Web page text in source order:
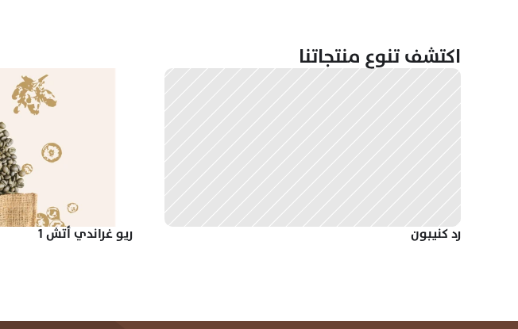
اكتشف تنوع منتجاتنا
ريو غراندي أتش 1 رد كنيبون